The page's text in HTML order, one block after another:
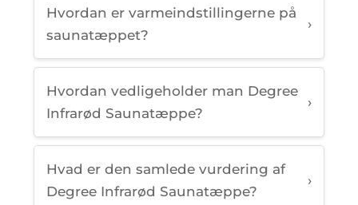
Hvordan er varmeindstillingerne på
saunatæppet?
›
Hvordan vedligeholder man Degree
Infrarød Saunatæppe?
›
Hvad er den samlede vurdering af
Degree Infrarød Saunatæppe?
›